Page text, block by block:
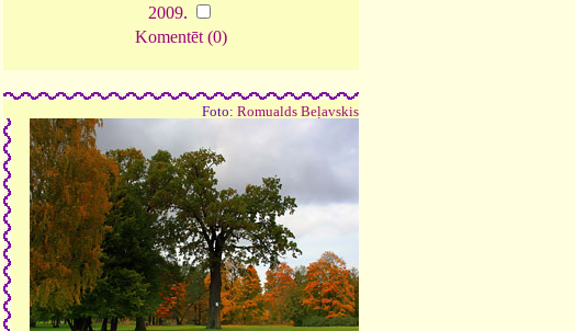
2009.
Komentēt (0)
Foto: Romualds Beļavskis